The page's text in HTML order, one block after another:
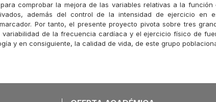
comprobar la mejora de las variables relativas a la función
además del control de la intensidad de ejercicio en
Por tanto, el presente proyecto pivota sobre tres
variabilidad de la frecuencia cardíaca y el ejercicio físico de
y en consiguiente, la calidad de vida, de este grupo